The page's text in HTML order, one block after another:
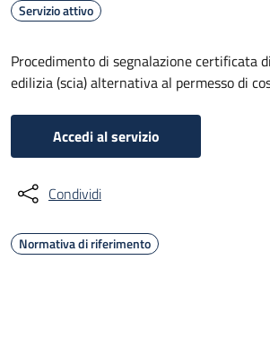
Servizio attivo
Procedimento di segnalazione certificata
edilizia (scia) alternativa al permesso di
Accedi al servizio
Condividi
Normativa di riferimento